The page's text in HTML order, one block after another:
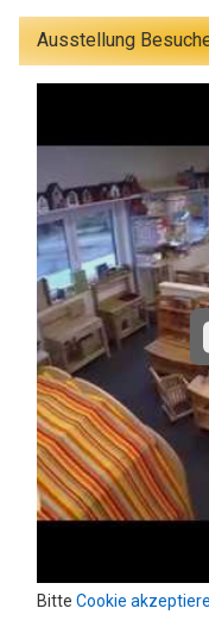
Ausstellung
Bitte Cookie